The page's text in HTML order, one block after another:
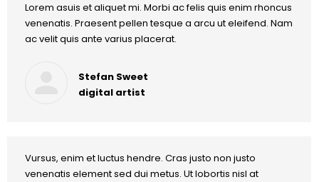
Lorem asuis et aliquet mi. Morbi ac felis quis enim rhoncus
venenatis. Praesent pellen tesque a arcu ut eleifend. Nam
ac velit quis ante varius placerat.
Stefan Sweet
digital artist
Vursus, enim et luctus hendre. Cras justo non justo
venenatis element sed dui metus. Ut lobortis nisl at